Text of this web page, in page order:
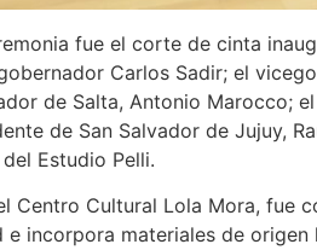
fue el corte de cinta
Carlos Sadir; el
de Salta, Antonio Marocco;
de San Salvador de Jujuy,
Estudio Pelli.
Centro Cultural Lola Mora,
incorpora materiales de